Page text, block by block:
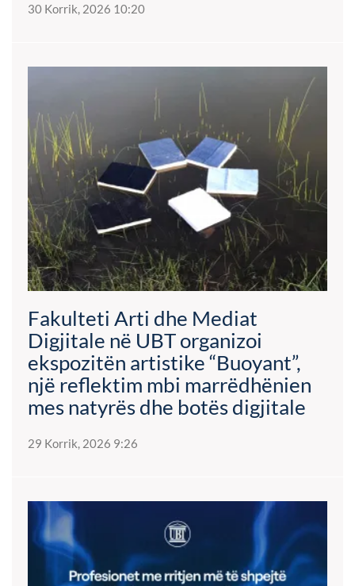
30 Korrik, 2026 10:20
Fakulteti Arti dhe Mediat
Digjitale në UBT organizoi
ekspozitën artistike “Buoyant”,
një reflektim mbi marrëdhënien
mes natyrës dhe botës digjitale
29 Korrik, 2026 9:26